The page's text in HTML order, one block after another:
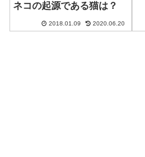
ネコの起源である猫は？
2018.01.09 2020.06.20